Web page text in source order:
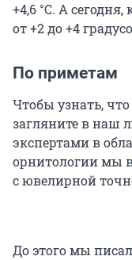
+4,6 °С. А
от +2 до +4
По приметам
Чтобы узнать,
загляните в наш
экспертами в
орнитологии мы
с ювелирной
До этого мы